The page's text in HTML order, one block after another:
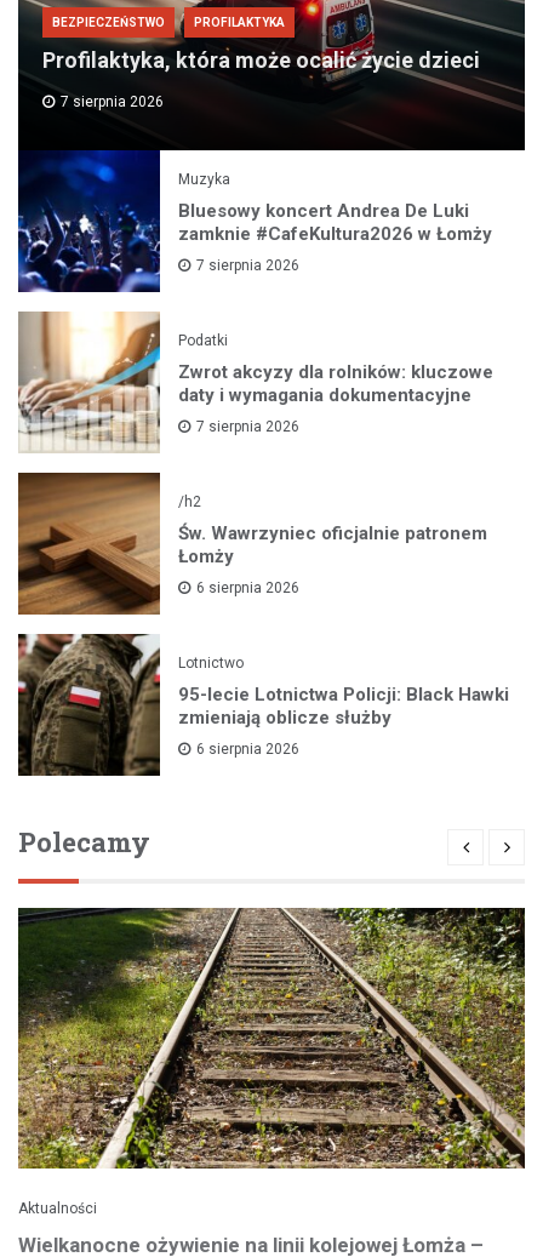
BEZPIECZEŃSTWO PROFILAKTYKA
Profilaktyka, która może ocalić życie dzieci
7 sierpnia 2026
Muzyka
Bluesowy koncert Andrea De Luki
zamknie #CafeKultura2026 w Łomży
7 sierpnia 2026
Podatki
Zwrot akcyzy dla rolników: kluczowe
daty i wymagania dokumentacyjne
7 sierpnia 2026
/h2
Św. Wawrzyniec oficjalnie patronem
Łomży
6 sierpnia 2026
Lotnictwo
95-lecie Lotnictwa Policji: Black Hawki
zmieniają oblicze służby
6 sierpnia 2026
Polecamy
Aktualności
Wielkanocne ożywienie na linii kolejowej Łomża –